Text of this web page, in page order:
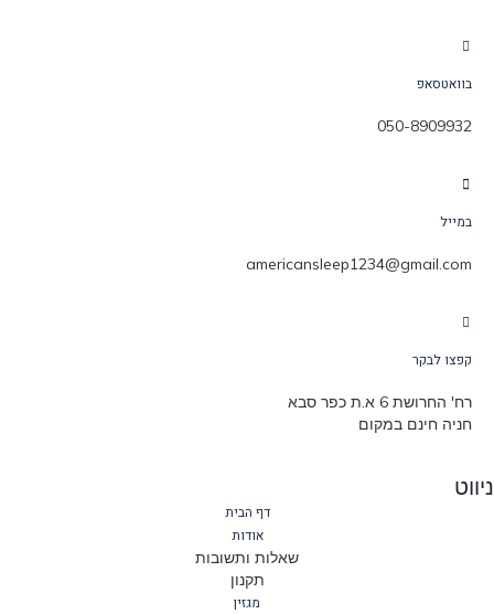
בוואטסאפ
050-8909932
במייל
americansleep1234@gmail.com
קפצו לבקר
רח' החרושת 6 א.ת כפר סבא
חניה חינם במקום
ניווט
דף הבית
אודות
שאלות ותשובות
תקנון
מגזין